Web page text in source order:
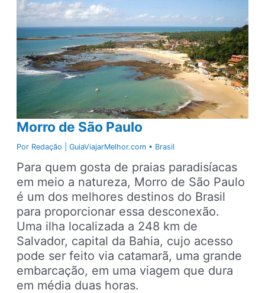
de
São
Paulo
e
Itacaré,
conheça
os
3
destinos
em
viagem
inesquecível
Morro de São Paulo
Por Redação | GuiaViajarMelhor.com • Brasil
Para quem gosta de praias paradisíacas
em meio a natureza, Morro de São Paulo
é um dos melhores destinos do Brasil
para proporcionar essa desconexão.
Uma ilha localizada a 248 km de
Salvador, capital da Bahia, cujo acesso
pode ser feito via catamarã, uma grande
embarcação, em uma viagem que dura
em média duas horas.